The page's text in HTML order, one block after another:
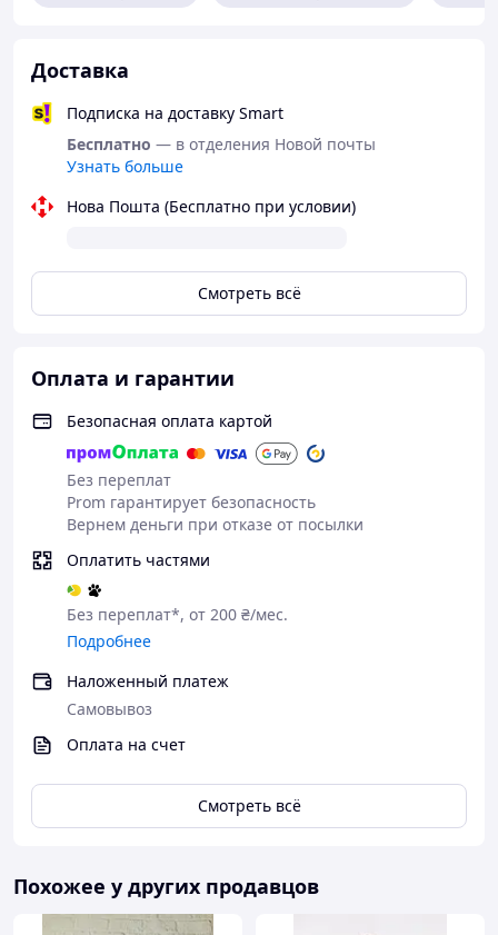
Доставка
Подписка на доставку Smart
Бесплатно — в отделения Новой почты
Узнать больше
Нова Пошта (Бесплатно при условии)
Смотреть всё
Оплата и гарантии
Безопасная оплата картой
Без переплат
Prom гарантирует безопасность
Вернем деньги при отказе от посылки
Оплатить частями
Без переплат*, от 200 ₴/мес.
Подробнее
Наложенный платеж
Самовывоз
Оплата на счет
Смотреть всё
Похожее у других продавцов